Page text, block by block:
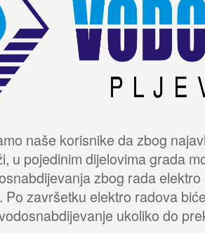
naše korisnike da zbog
u pojedinim dijelovima grada
zbog rada
Po završetku elektro radova
ukoliko do